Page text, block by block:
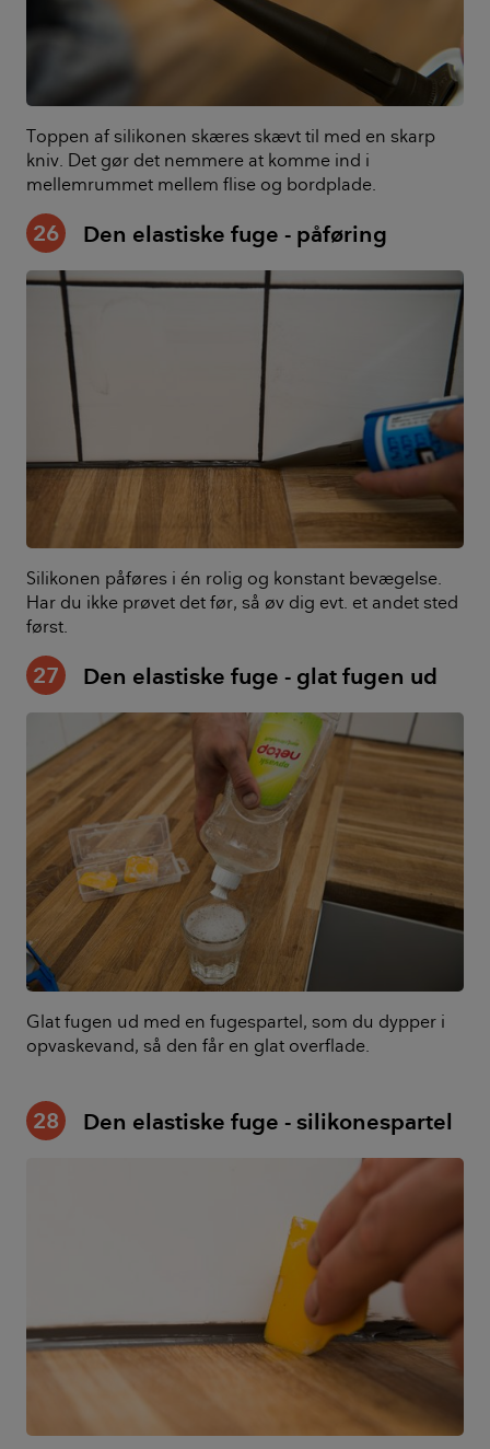
Toppen af silikonen skæres skævt til med en skarp
kniv. Det gør det nemmere at komme ind i
mellemrummet mellem flise og bordplade.
26 Den elastiske fuge - påføring
Silikonen påføres i én rolig og konstant bevægelse.
Har du ikke prøvet det før, så øv dig evt. et andet sted
først.
27 Den elastiske fuge - glat fugen ud
Glat fugen ud med en fugespartel, som du dypper i
opvaskevand, så den får en glat overflade.
28 Den elastiske fuge - silikonespartel